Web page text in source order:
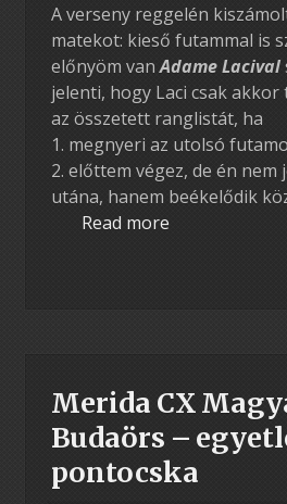
A verseny reggelén
matekot: kieső futammal is
előnyöm vanAdame Lacival
jelenti, hogy Laci csak
az összetett ranglistát, ha
1. megnyeri az utolsó
2. előttem végez, de én
utána, hanem beékelődik
Read more
Merida CX
Budaörs –
pontocska